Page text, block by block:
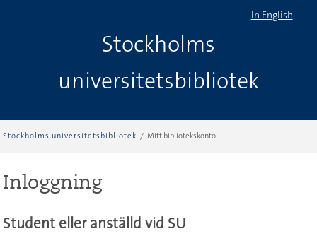
In English
Stockholms
universitetsbibliotek
Stockholms universitetsbibliotek Mitt bibliotekskonto
Inloggning
Student eller anställd vid SU